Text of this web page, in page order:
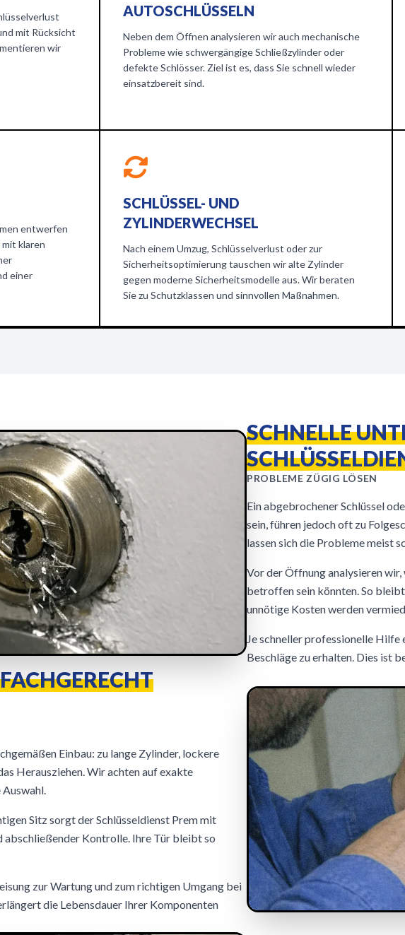
mit Rücksicht
wir
AUTOSCHLÜSSELN
Neben dem Öffnen analysieren wir auch mechanische
Probleme wie schwergängige Schließzylinder oder
defekte Schlösser. Ziel ist es, dass Sie schnell wieder
einsatzbereit sind.
entwerfen
klaren
einer
SCHLÜSSEL- UND
ZYLINDERWECHSEL
Nach einem Umzug, Schlüsselverlust oder zur
Sicherheitsoptimierung tauschen wir alte Zylinder
gegen moderne Sicherheitsmodelle aus. Wir beraten
Sie zu Schutzklassen und sinnvollen Maßnahmen.
SCHNELLE
PROBLEME ZÜGIG LÖSEN
Ein abgebrochener Schlüssel
sein, führen jedoch oft zu
lassen sich die Probleme meist
Vor der Öffnung analysieren
betroffen sein könnten. So
unnötige Kosten werden
Je schneller professionelle
Beschläge zu erhalten. Dies ist
Einbau: zu lange Zylinder, lockere
Herausziehen. Wir achten auf exakte
Sitz sorgt der Schlüsseldienst Prem mit
Kontrolle. Ihre Tür bleibt so
zur Wartung und zum richtigen Umgang bei
die Lebensdauer Ihrer Komponenten